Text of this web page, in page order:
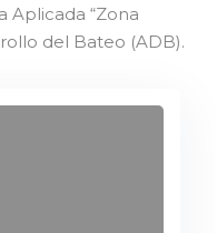
Aplicada “Zona
del Bateo (ADB).